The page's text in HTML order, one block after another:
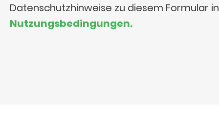
Datenschutzhinweise zu diesem Formular
Nutzungsbedingungen.